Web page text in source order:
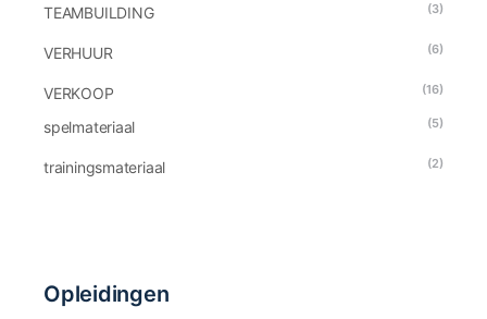
TEAMBUILDING (3)
VERHUUR (6)
VERKOOP (16)
spelmateriaal (5)
trainingsmateriaal (2)
Opleidingen